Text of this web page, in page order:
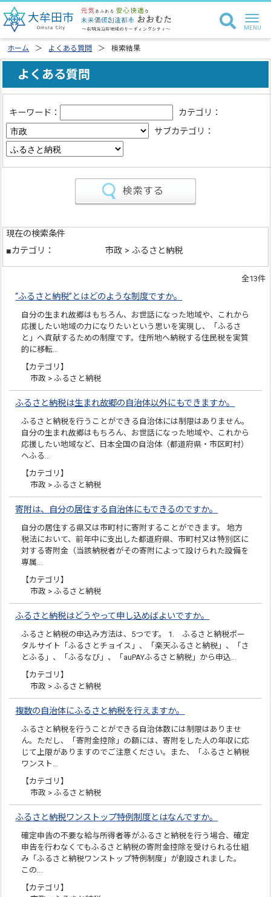
ホーム よくある質問 検索結果
よくある質問
キーワード：
カテゴリ：
サブカテゴリ：
現在の検索条件
■カテゴリ：
市政 > ふるさと納税
全13件
“ふるさと納税”とはどのような制度ですか。
自分の生まれ故郷はもちろん、お世話になった地域や、これから
応援したい地域の力になりたいという思いを実現し、「ふるさ
と」へ貢献するための制度です。住所地へ納税する住民税を実質
的に移転…
【カテゴリ】
市政 > ふるさと納税
ふるさと納税は生まれ故郷の自治体以外にもできますか。
ふるさと納税を行うことができる自治体には制限はありません。
自分の生まれ故郷はもちろん、お世話になった地域や、これから
応援したい地域など、日本全国の自治体（都道府県・市区町村）
へふる…
【カテゴリ】
市政 > ふるさと納税
寄附は、自分の居住する自治体にもできるのですか。
自分の居住する県又は市町村に寄附することができます。 地方
税法において、前年中に支出した都道府県、市町村又は特別区に
対する寄附金（当該納税者がその寄附によって設けられた設備を
専属…
【カテゴリ】
市政 > ふるさと納税
ふるさと納税はどうやって申し込めばよいですか。
ふるさと納税の申込み方法は、5つです。 1. ふるさと納税ポー
タルサイト「ふるさとチョイス」、「楽天ふるさと納税」、「さ
とふる」、「ふるなび」、「auPAYふるさと納税」から申込…
【カテゴリ】
市政 > ふるさと納税
複数の自治体にふるさと納税を行えますか。
ふるさと納税を行うことができる自治体数には制限はありませ
ん。ただし、「寄附金控除」の額には、寄附をした人の年収に応
じて上限がありますのでご注意ください。また、「ふるさと納税
ワンスト…
【カテゴリ】
市政 > ふるさと納税
ふるさと納税ワンストップ特例制度とはなんですか。
確定申告の不要な給与所得者等がふるさと納税を行う場合、確定
申告を行わなくてもふるさと納税の寄附金控除を受けられる仕組
み「ふるさと納税ワンストップ特例制度」が創設されました。
この…
【カテゴリ】